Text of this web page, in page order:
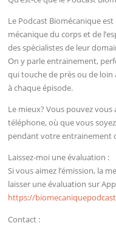
Le Podcast Biomécanique
mécanique du corps et de
des spécialistes de leur
On y parle entrainement,
qui touche de près ou de loin
à chaque épisode.
Le mieux? Vous pouvez
téléphone, où que vous
pendant votre entrainement
Laissez-moi une évaluation :
Si vous aimez l’émission, la
laisser une évaluation sur
https://
Contact :